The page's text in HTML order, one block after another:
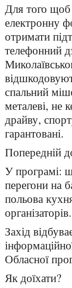
Для того щоб
електронну
отримати
телефонний
спальний
металеві, не
драйву,
гарантовані.
Попередній
У програмі:
перегони на
польова
організаторів.
Захід
Обласної
Як доїхати?